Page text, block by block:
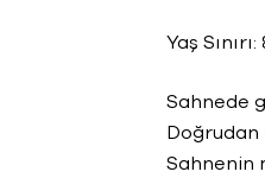
Yaş Sınırı:
Sahnede
Sahnenin